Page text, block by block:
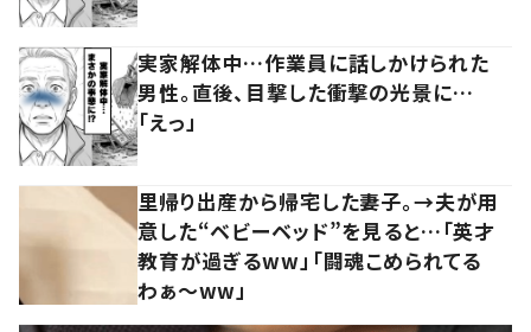
実家解体中…作業員に話しかけられた
男性。直後、目撃した衝撃の光景に…
「えっ」
里帰り出産から帰宅した妻子。→夫が用
意した“ベビーベッド”を見ると…「英才
教育が過ぎるww」「闘魂こめられてる
わぁ～ww」